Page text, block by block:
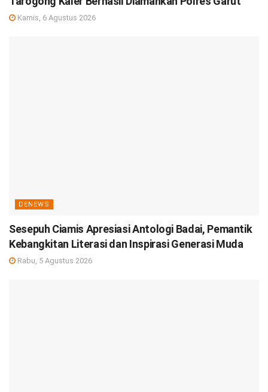
Kamis, 6 Agustus 2026
DENEWS
Sesepuh Ciamis Apresiasi Antologi Badai, Pemantik
Kebangkitan Literasi dan Inspirasi Generasi Muda
Rabu, 5 Agustus 2026